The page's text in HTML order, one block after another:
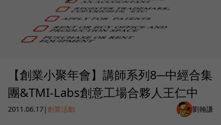
【創業小聚年會】講師系列8─中經合集
團&TMI-Labs創意工場合夥人王仁中
2011.06.17|創業活動 劉翰謙